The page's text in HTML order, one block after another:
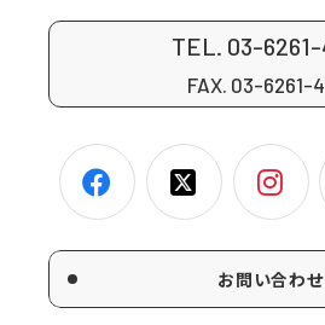
TEL. 03-6261-
FAX. 03-6261-
お問い合わせ